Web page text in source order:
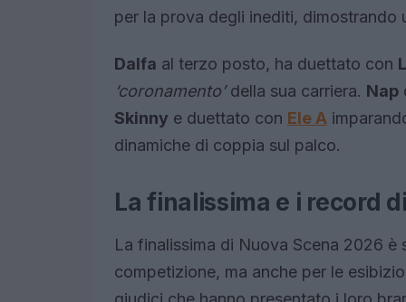
per la prova degli inediti, dimostrando
Dalfa al terzo posto, ha duettato con
‘coronamento’della sua carriera. Nap
Skinny e duettato con Ele A
dinamiche di coppia sul palco.
La finalissima e i record
La finalissima di Nuova Scena 2026
competizione, ma anche per le